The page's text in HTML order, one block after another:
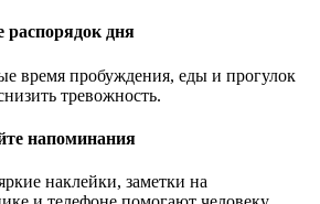
распорядок дня
время пробуждения, еды и прогулок
тревожность.
напоминания
наклейки, заметки на